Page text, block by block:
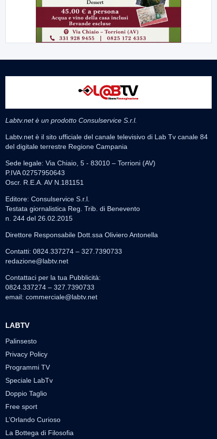
Labtv.net è un prodotto Consulservice S.r.l.
Labtv.net è il sito ufficiale del canale televisivo di Lab Tv canale 84
del digitale terrestre Regione Campania
Sede legale: Via Chiaio, 5 - 83010 – Torrioni (AV)
P.IVA 02757950643
Oscr. R.E.A. AV N.181151
Editore: Consulservice S.r.l.
Testata giornalistica Reg. Trib. di Benevento
n. 244 del 26.02.2015
Direttore Responsabile Dott.ssa Oliviero Antonella
Contatti: 0824.337274 – 327.7390733
redazione@labtv.net
Contattaci per la tua Pubblicità:
0824.337274 – 327.7390733
email: commerciale@labtv.net
LABTV
Palinsesto
Privacy Policy
Programmi TV
Speciale LabTv
Doppio Taglio
Free sport
L’Orlando Curioso
La Bottega di Filosofia